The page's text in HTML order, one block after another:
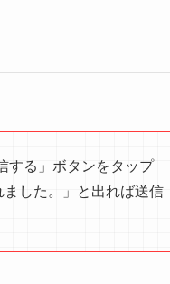
する」ボタンをタップ
した。」と出れば送信